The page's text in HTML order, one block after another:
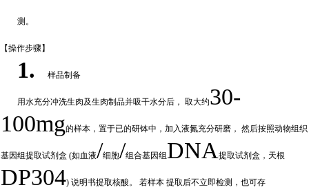
测。
【操作步骤】
1. 样品制备
用水充分冲洗生肉及生肉制品并吸干水分后， 取大约30-
100mg的样本，置于已的研钵中，加入液氮充分研磨， 然后按照动物组织
基因组提取试剂盒 (如血液/细胞/组合基因组 DNA提取试剂盒，天根
DP304) 说明书提取核酸。 若样本 提取后不立即检测，也可存